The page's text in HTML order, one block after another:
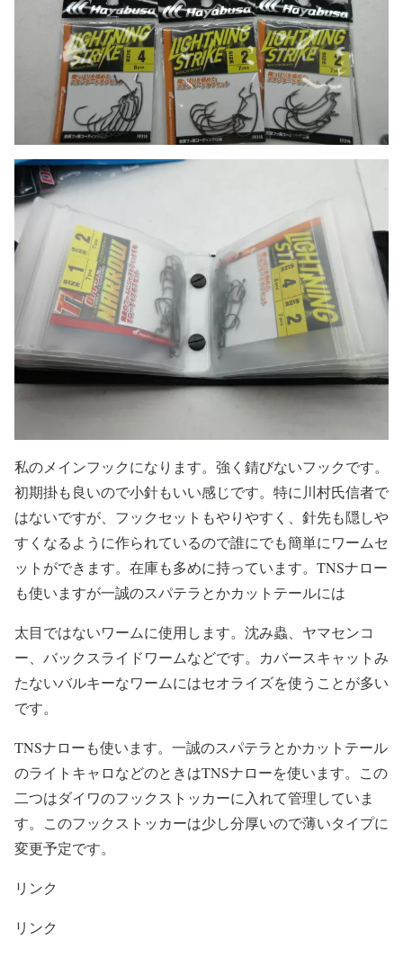
私のメインフックになります。強く錆びないフックです。
初期掛も良いので小針もいい感じです。特に川村氏信者で
はないですが、フックセットもやりやすく、針先も隠しや
すくなるように作られているので誰にでも簡単にワームセ
ットができます。在庫も多めに持っています。TNSナロー
も使いますが一誠のスパテラとかカットテールには
太目ではないワームに使用します。沈み蟲、ヤマセンコ
ー、バックスライドワームなどです。カバースキャットみ
たないバルキーなワームにはセオライズを使うことが多い
です。
TNSナローも使います。一誠のスパテラとかカットテール
のライトキャロなどのときはTNSナローを使います。この
二つはダイワのフックストッカーに入れて管理していま
す。このフックストッカーは少し分厚いので薄いタイプに
変更予定です。
リンク
リンク